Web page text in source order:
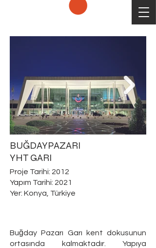
BUĞDAYPAZARI
YHT GARI
Proje Tarihi: 2012
Yapım Tarihi: 2021
Yer: Konya, Türkiye
Buğday Pazarı Garı kent dokusunun
ortasında kalmaktadır. Yapıya